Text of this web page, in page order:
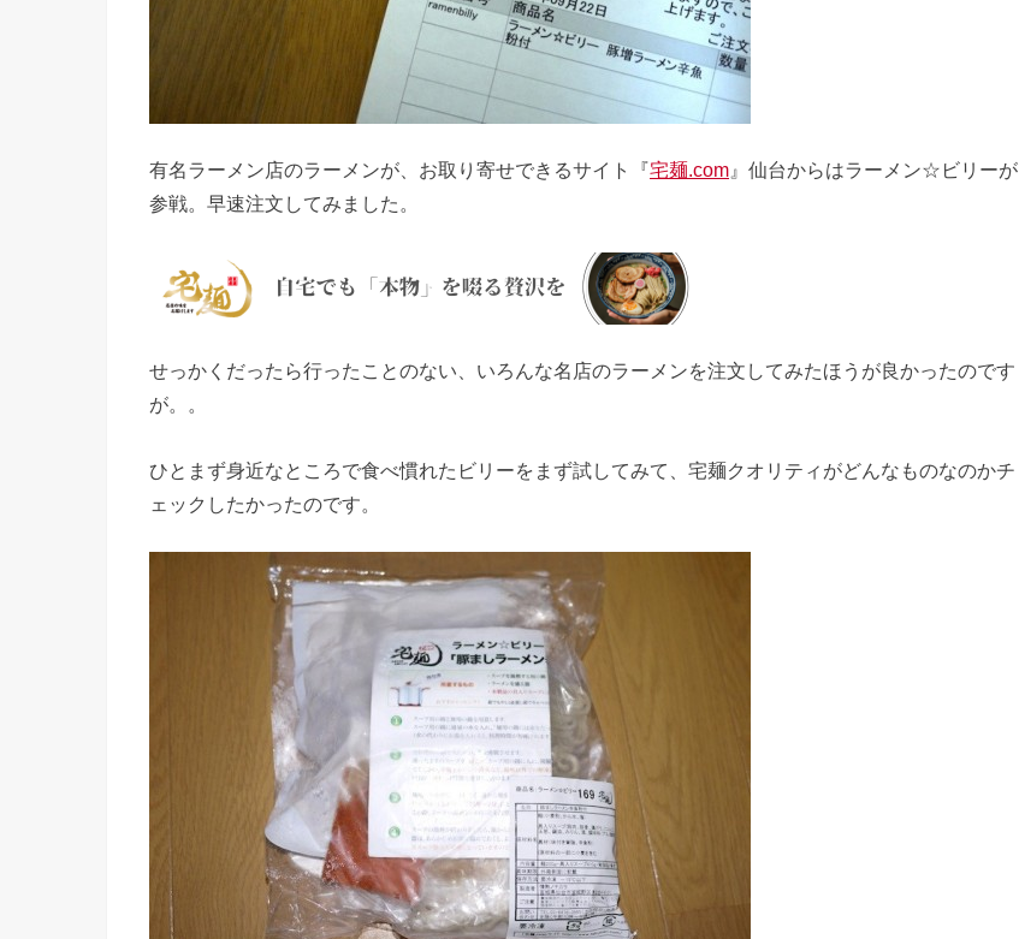
有名ラーメン店のラーメンが、お取り寄せできるサイト『宅麺.com 』仙台からはラーメン☆ビリーが
参戦。早速注文してみました。
せっかくだったら行ったことのない、いろんな名店のラーメンを注文してみたほうが良かったのです
が。。
ひとまず身近なところで食べ慣れたビリーをまず試してみて、宅麺クオリティがどんなものなのかチ
ェックしたかったのです。